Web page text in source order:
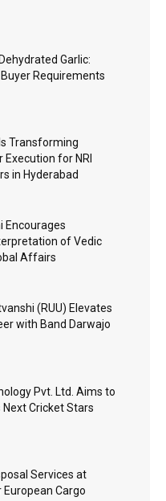
Garlic:
Requirements
Transforming
for NRI
in Hyderabad
Encourages
of Vedic
Affairs
(RUU) Elevates
with Band Darwajo
Pvt. Ltd. Aims to
Next Cricket Stars
Services at
European Cargo